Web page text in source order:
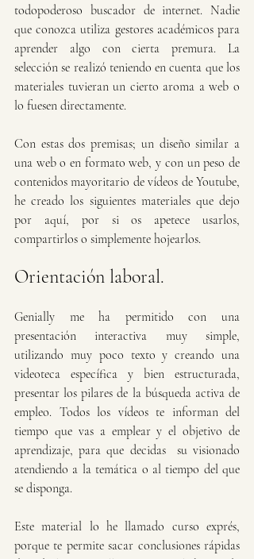
todopoderoso buscador de internet. Nadie
que conozca utiliza gestores académicos para
aprender algo con cierta premura. La
selección se realizó teniendo en cuenta que los
materiales tuvieran un cierto aroma a web o
lo fuesen directamente.
Con estas dos premisas; un diseño similar a
una web o en formato web, y con un peso de
contenidos mayoritario de vídeos de Youtube,
he creado los siguientes materiales que dejo
por aquí, por si os apetece usarlos,
compartirlos o simplemente hojearlos.
Orientación laboral.
Genially me ha permitido con una
presentación interactiva muy simple,
utilizando muy poco texto y creando una
videoteca específica y bien estructurada,
presentar los pilares de la búsqueda activa de
empleo. Todos los vídeos te informan del
tiempo que vas a emplear y el objetivo de
aprendizaje, para que decidas  su visionado
atendiendo a la temática o al tiempo del que
se disponga.
Este material lo he llamado curso exprés,
porque te permite sacar conclusiones rápidas